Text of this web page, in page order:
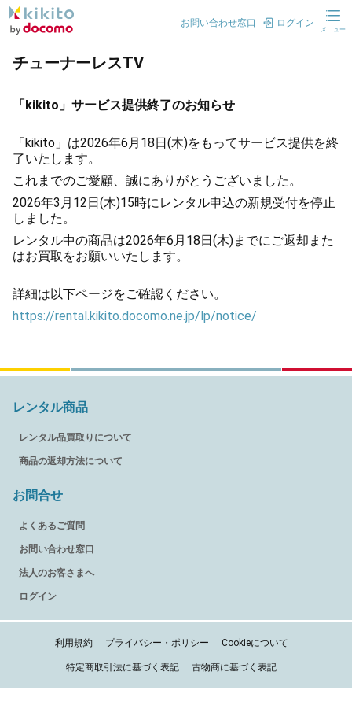
お問い合わせ窓口 ログイン
メニュー
チューナーレスTV
「kikito」サービス提供終了のお知らせ
「kikito」は2026年6月18日(木)をもってサービス提供を終
了いたします。
これまでのご愛顧、誠にありがとうございました。
2026年3月12日(木)15時にレンタル申込の新規受付を停止
しました。
レンタル中の商品は2026年6月18日(木)までにご返却また
はお買取をお願いいたします。
詳細は以下ページをご確認ください。
https://rental.kikito.docomo.ne.jp/lp/notice/
レンタル商品
レンタル品買取りについて
商品の返却方法について
お問合せ
よくあるご質問
お問い合わせ窓口
法人のお客さまへ
ログイン
利用規約 プライバシー・ポリシー Cookieについて
特定商取引法に基づく表記 古物商に基づく表記